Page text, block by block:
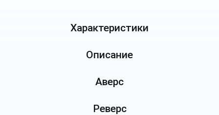
Характеристики
Описание
Аверс
Реверс